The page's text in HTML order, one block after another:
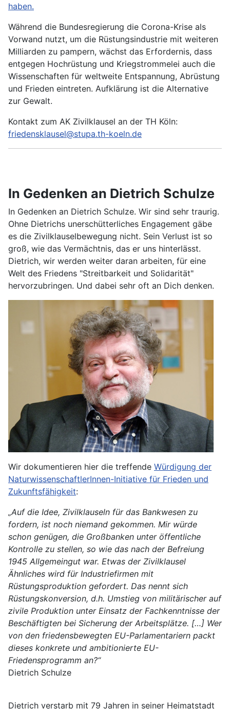
haben.
Während die Bundesregierung die Corona-Krise als
Vorwand nutzt, um die Rüstungsindustrie mit weiteren
Milliarden zu pampern, wächst das Erfordernis, dass
entgegen Hochrüstung und Kriegstrommelei auch die
Wissenschaften für weltweite Entspannung, Abrüstung
und Frieden eintreten. Aufklärung ist die Alternative
zur Gewalt.
Kontakt zum AK Zivilklausel an der TH Köln:
friedensklausel@stupa.th-koeln.de
In Gedenken an Dietrich Schulze
In Gedenken an Dietrich Schulze. Wir sind sehr traurig.
Ohne Dietrichs unerschütterliches Engagement gäbe
es die Zivilklauselbewegung nicht. Sein Verlust ist so
groß, wie das Vermächtnis, das er uns hinterlässt.
Dietrich, wir werden weiter daran arbeiten, für eine
Welt des Friedens "Streitbarkeit und Solidarität"
hervorzubringen. Und dabei sehr oft an Dich denken.
Wir dokumentieren hier die treffende Würdigung der
NaturwissenschaftlerInnen-Initiative für Frieden und
Zukunftsfähigkeit:
„Auf die Idee, Zivilklauseln für das Bankwesen zu
fordern, ist noch niemand gekommen. Mir würde
schon genügen, die Großbanken unter öffentliche
Kontrolle zu stellen, so wie das nach der Befreiung
1945 Allgemeingut war. Etwas der Zivilklausel
Ähnliches wird für Industriefirmen mit
Rüstungsproduktion gefordert. Das nennt sich
Rüstungskonversion, d.h. Umstieg von militärischer auf
zivile Produktion unter Einsatz der Fachkenntnisse der
Beschäftigten bei Sicherung der Arbeitsplätze. […] Wer
von den friedensbewegten EU-Parlamentariern packt
dieses konkrete und ambitionierte EU-
Friedensprogramm an?“
Dietrich Schulze
Dietrich verstarb mit 79 Jahren in seiner Heimatstadt